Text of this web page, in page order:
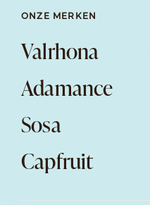
ONZE MERKEN
Valrhona
Adamance
Sosa
Capfruit